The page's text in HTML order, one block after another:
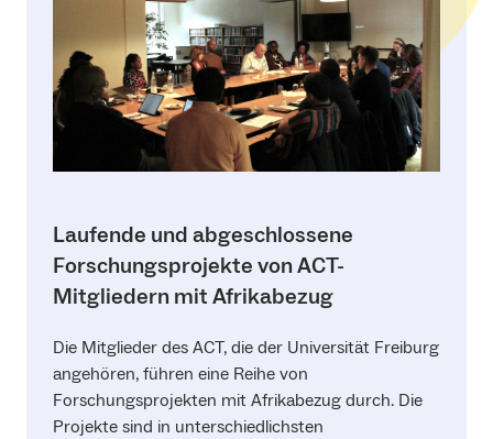
Laufende und abgeschlossene
Forschungsprojekte von ACT-
Mitgliedern mit Afrikabezug
Die Mitglieder des ACT, die der Universität Freiburg
angehören, führen eine Reihe von
Forschungsprojekten mit Afrikabezug durch. Die
Projekte sind in unterschiedlichsten